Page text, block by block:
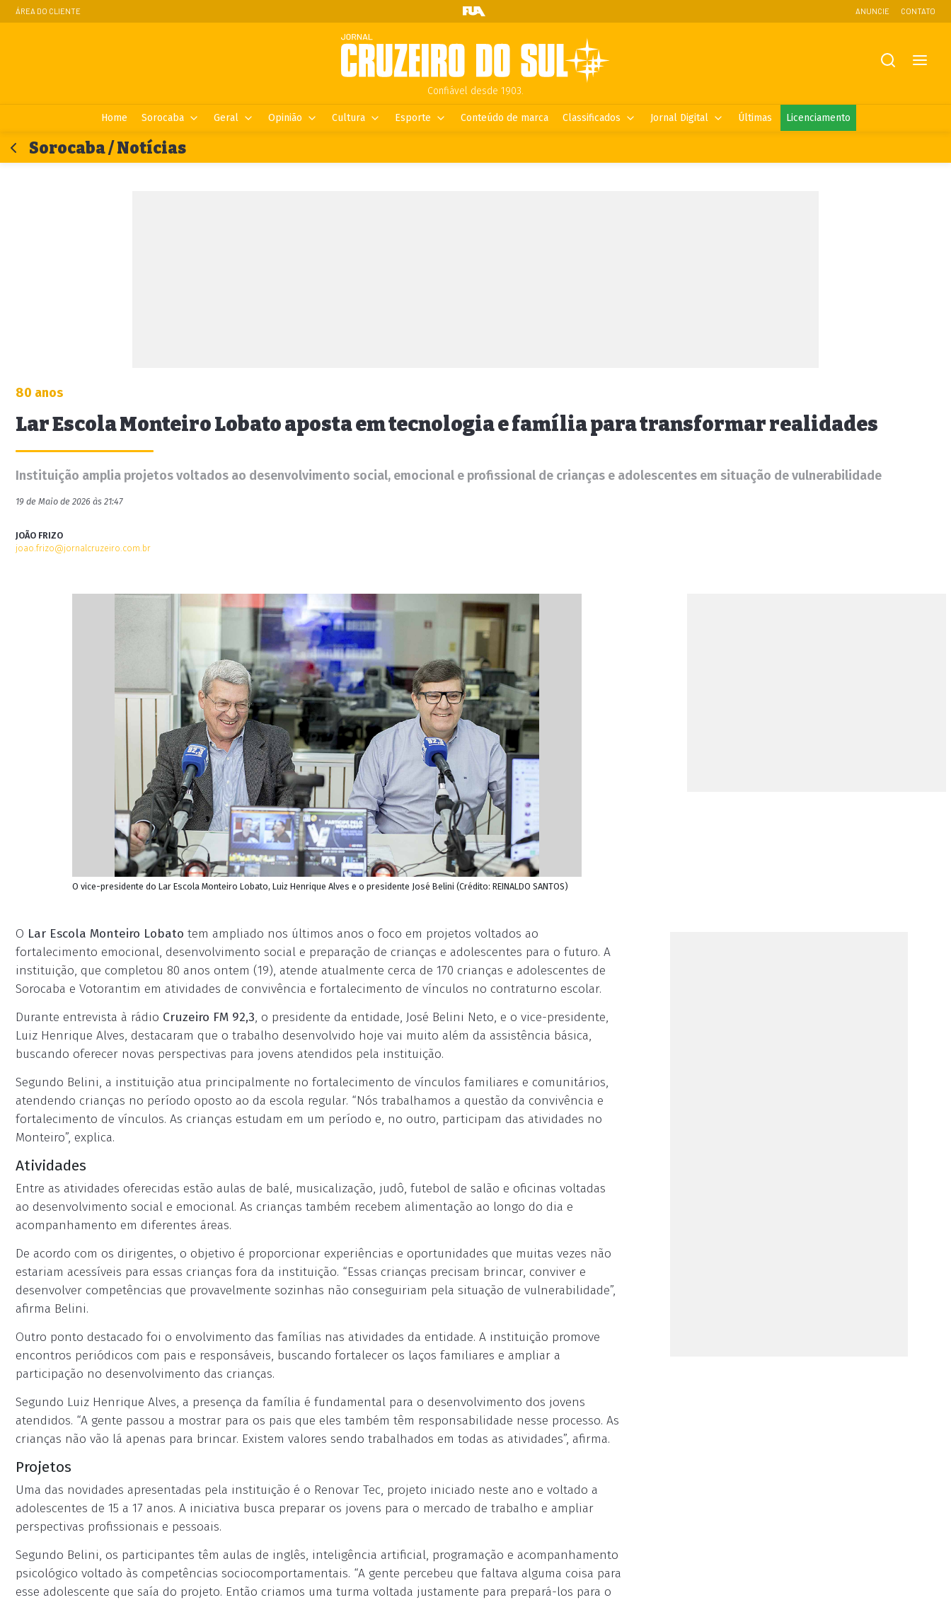
ÁREA DO CLIENTE ANUNCIE CONTATO
Confiável desde 1903.
Home Sorocaba Geral Opinião Cultura Esporte Conteúdo de marca Classificados Jornal Digital Últimas Licenciamento
Sorocaba / Notícias
80 anos
Lar Escola Monteiro Lobato aposta em tecnologia e família para transformar realidades
Instituição amplia projetos voltados ao desenvolvimento social, emocional e profissional de crianças e adolescentes em situação de vulnerabilidade
19 de Maio de 2026 às 21:47
JOÃO FRIZO
joao.frizo@jornalcruzeiro.com.br
O vice-presidente do Lar Escola Monteiro Lobato, Luiz Henrique Alves e o presidente José Belini (Crédito: REINALDO SANTOS)
O Lar Escola Monteiro Lobato tem ampliado nos últimos anos o foco em projetos voltados ao
fortalecimento emocional, desenvolvimento social e preparação de crianças e adolescentes para o futuro. A
instituição, que completou 80 anos ontem (19), atende atualmente cerca de 170 crianças e adolescentes de
Sorocaba e Votorantim em atividades de convivência e fortalecimento de vínculos no contraturno escolar.
Durante entrevista à rádio Cruzeiro FM 92,3, o presidente da entidade, José Belini Neto, e o vice-presidente,
Luiz Henrique Alves, destacaram que o trabalho desenvolvido hoje vai muito além da assistência básica,
buscando oferecer novas perspectivas para jovens atendidos pela instituição.
Segundo Belini, a instituição atua principalmente no fortalecimento de vínculos familiares e comunitários,
atendendo crianças no período oposto ao da escola regular. “Nós trabalhamos a questão da convivência e
fortalecimento de vínculos. As crianças estudam em um período e, no outro, participam das atividades no
Monteiro”, explica.
Atividades
Entre as atividades oferecidas estão aulas de balé, musicalização, judô, futebol de salão e oficinas voltadas
ao desenvolvimento social e emocional. As crianças também recebem alimentação ao longo do dia e
acompanhamento em diferentes áreas.
De acordo com os dirigentes, o objetivo é proporcionar experiências e oportunidades que muitas vezes não
estariam acessíveis para essas crianças fora da instituição. “Essas crianças precisam brincar, conviver e
desenvolver competências que provavelmente sozinhas não conseguiriam pela situação de vulnerabilidade”,
afirma Belini.
Outro ponto destacado foi o envolvimento das famílias nas atividades da entidade. A instituição promove
encontros periódicos com pais e responsáveis, buscando fortalecer os laços familiares e ampliar a
participação no desenvolvimento das crianças.
Segundo Luiz Henrique Alves, a presença da família é fundamental para o desenvolvimento dos jovens
atendidos. “A gente passou a mostrar para os pais que eles também têm responsabilidade nesse processo. As
crianças não vão lá apenas para brincar. Existem valores sendo trabalhados em todas as atividades”, afirma.
Projetos
Uma das novidades apresentadas pela instituição é o Renovar Tec, projeto iniciado neste ano e voltado a
adolescentes de 15 a 17 anos. A iniciativa busca preparar os jovens para o mercado de trabalho e ampliar
perspectivas profissionais e pessoais.
Segundo Belini, os participantes têm aulas de inglês, inteligência artificial, programação e acompanhamento
psicológico voltado às competências sociocomportamentais. “A gente percebeu que faltava alguma coisa para
esse adolescente que saía do projeto. Então criamos uma turma voltada justamente para prepará-los para o